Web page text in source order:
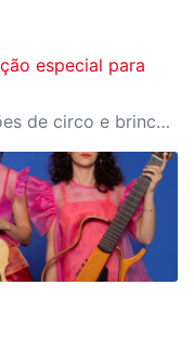
especial para
A atividade conta com intervenções de circo e brincadeiras musicais interativas